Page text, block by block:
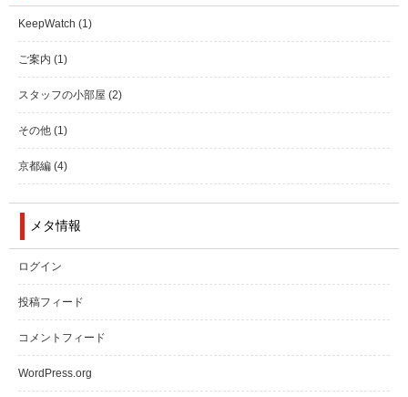
KeepWatch (1)
ご案内 (1)
スタッフの小部屋 (2)
その他 (1)
京都編 (4)
メタ情報
ログイン
投稿フィード
コメントフィード
WordPress.org